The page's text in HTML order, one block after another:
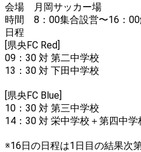
会場 月岡サッカー場
時間 8：00集合設営〜16：00
日程
[県央FC Red]
09：30 対 第二中学校
13：30 対 下田中学校
[県央FC Blue]
10：30 対 第三中学校
14：30 対 栄中学校＋第四中学
※16日の日程は1日目の結果次